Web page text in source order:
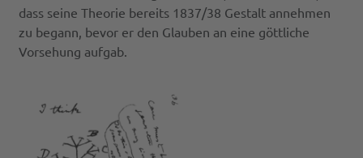
dass seine Theorie bereits 1837/38 Gestalt annehmen
zu begann, bevor er den Glauben an eine göttliche
Vorsehung aufgab.